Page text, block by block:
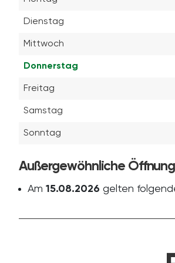
Dienstag
Mittwoch
Donnerstag
Freitag
Samstag
Sonntag
Außergewöhnliche
Am 15.08.2026 gelten